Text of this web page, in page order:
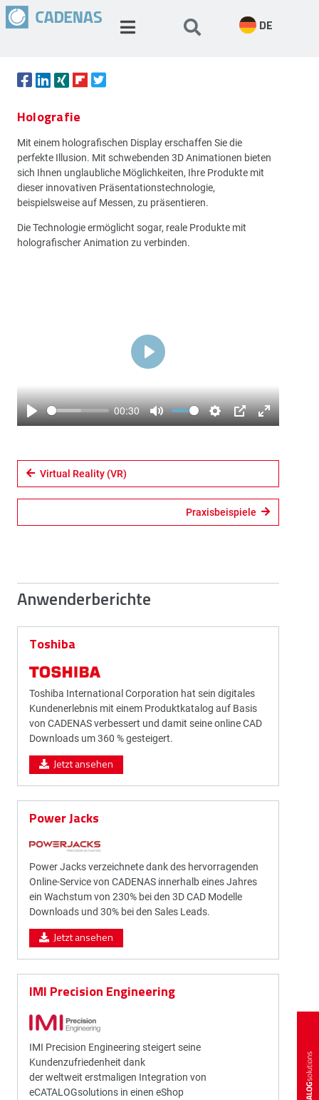
DE
Holografie
Mit einem holografischen Display erschaffen Sie die
perfekte Illusion. Mit schwebenden 3D Animationen bieten
sich Ihnen unglaubliche Möglichkeiten, Ihre Produkte mit
dieser innovativen Präsentationstechnologie,
beispielsweise auf Messen, zu präsentieren.
Die Technologie ermöglicht sogar, reale Produkte mit
holografischer Animation zu verbinden.
Play
00:30
Mute
Settings
PIP
Enter
Play
Virtual Reality (VR)
Praxisbeispiele
Anwenderberichte
Toshiba
Toshiba International Corporation hat sein digitales
Kundenerlebnis mit einem Produktkatalog auf Basis
von CADENAS verbessert und damit seine online CAD
Downloads um 360 % gesteigert.
Jetzt ansehen
Power Jacks
Power Jacks verzeichnete dank des hervorragenden
Online-Service von CADENAS innerhalb eines Jahres
ein Wachstum von 230% bei den 3D CAD Modelle
Downloads und 30% bei den Sales Leads.
Jetzt ansehen
IMI Precision Engineering
IMI Precision Engineering steigert seine
Kundenzufriedenheit dank
der weltweit erstmaligen Integration von
eCATALOGsolutions in einen eShop